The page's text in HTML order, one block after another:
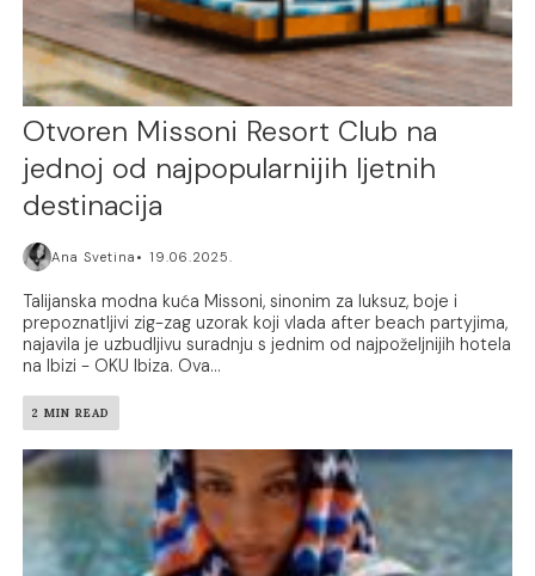
Otvoren Missoni Resort Club na
jednoj od najpopularnijih ljetnih
destinacija
Ana Svetina 19.06.2025.
Talijanska modna kuća Missoni, sinonim za luksuz, boje i
prepoznatljivi zig-zag uzorak koji vlada after beach partyjima,
najavila je uzbudljivu suradnju s jednim od najpoželjnijih hotela
na Ibizi - OKU Ibiza. Ova...
2 MIN READ